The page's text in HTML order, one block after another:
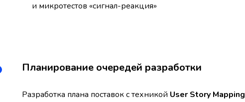
и микротестов «сигнал-реакция»
Планирование очередей разработки
Разработка плана поставок с техникой User Story Mapping